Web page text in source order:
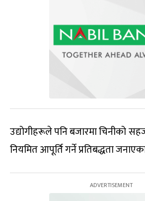
उद्योगीहरूले पनि बजारमा चिनीको
नियमित आपूर्ति गर्ने प्रतिबद्धता